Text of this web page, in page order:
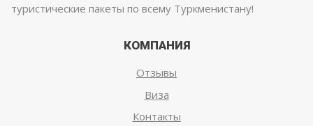
туристические пакеты по всему Туркменистану!
КОМПАНИЯ
Отзывы
Виза
Контакты